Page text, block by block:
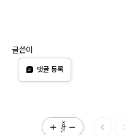
글쓴이
댓글 등록
14px